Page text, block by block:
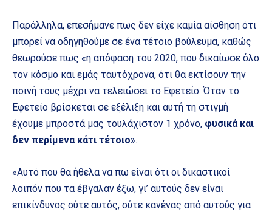
Παράλληλα, επεσήμανε πως δεν είχε καμία αίσθηση ότι
μπορεί να οδηγηθούμε σε ένα τέτοιο βούλευμα, καθώς
θεωρούσε πως «η απόφαση του 2020, που δικαίωσε όλο
τον κόσμο και εμάς ταυτόχρονα, ότι θα εκτίσουν την
ποινή τους μέχρι να τελειώσει το Εφετείο. Όταν το
Εφετείο βρίσκεται σε εξέλιξη και αυτή τη στιγμή
έχουμε μπροστά μας τουλάχιστον 1 χρόνο, φυσικά και
δεν περίμενα κάτι τέτοιο».
«Αυτό που θα ήθελα να πω είναι ότι οι δικαστικοί
λοιπόν που τα έβγαλαν έξω, γι’ αυτούς δεν είναι
επικίνδυνος ούτε αυτός, ούτε κανένας από αυτούς για